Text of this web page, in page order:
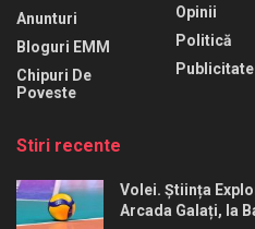
Anunturi
Bloguri EMM
Chipuri De
Poveste
Opinii
Politică
Publicitate
Stiri recente
Volei. Știința
Arcada Galați, la